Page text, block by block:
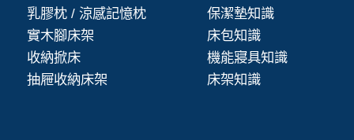
乳膠枕 / 涼感記憶枕
實木腳床架
收納掀床
抽屜收納床架
保潔墊知識
床包知識
機能寢具知識
床架知識